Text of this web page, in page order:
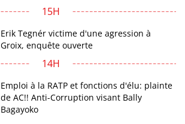
15H
Erik Tegnér victime d'une agression à
Groix, enquête ouverte
14H
Emploi à la RATP et fonctions d'élu: plainte
de AC!! Anti-Corruption visant Bally
Bagayoko